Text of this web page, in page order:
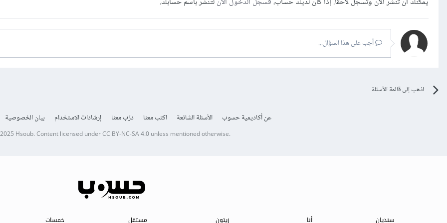
أجب على هذا السؤال...
اذهب إلى قائمة الأسئلة
عن أكاديمية حسوب الأسئلة الشائعة اكتب معنا درّب معنا إرشادات الاستخدام بيان الخصوصية
Hsoub.Content licensed underCC BY-NC-SA 4.0unless mentioned otherwise.